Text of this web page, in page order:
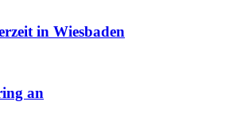
in Wiesbaden
an